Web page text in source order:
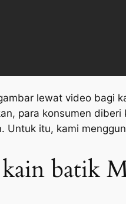
lewat video bagi
para konsumen
Untuk itu, kami
batik